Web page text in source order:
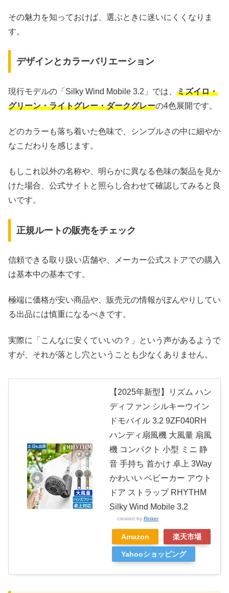
その魅力を知っておけば、選ぶときに迷いにくくなりま
す。
デザインとカラーバリエーション
現行モデルの「Silky Wind Mobile 3.2」では、 ミズイロ・
グリーン・ライトグレー・ダークグレーの4色展開です。
どのカラーも落ち着いた色味で、シンプルさの中に細やか
なこだわりを感じます。
もしこれ以外の名称や、明らかに異なる色味の製品を見か
けた場合、公式サイトと照らし合わせて確認してみると良
いです。
正規ルートの販売をチェック
信頼できる取り扱い店舗や、メーカー公式ストアでの購入
は基本中の基本です。
極端に価格が安い商品や、販売元の情報がぼんやりしてい
る出品には慎重になるべきです。
実際に「こんなに安くていいの？」という声があるようで
すが、それが落とし穴ということも少なくありません。
【2025年新型】リズム ハン
ディファン シルキーウイン
ドモバイル 3.2 9ZF040RH
ハンディ扇風機 大風量 扇風
機 コンパクト 小型 ミニ 静
音 手持ち 首かけ 卓上 3Way
かわいい ベビーカー アウト
ドア ストラップ RHYTHM
Silky Wind Mobile 3.2
created by Rinker
Amazon 楽天市場
Yahooショッピング